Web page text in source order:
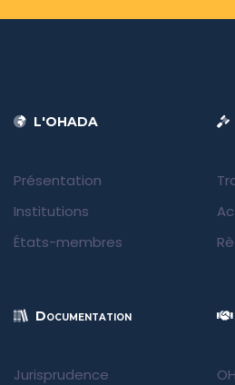
L'OHADA
Présentation
Institutions
États-membres
Documentation
Jurisprudence